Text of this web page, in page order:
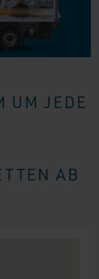
UM JEDE
AB